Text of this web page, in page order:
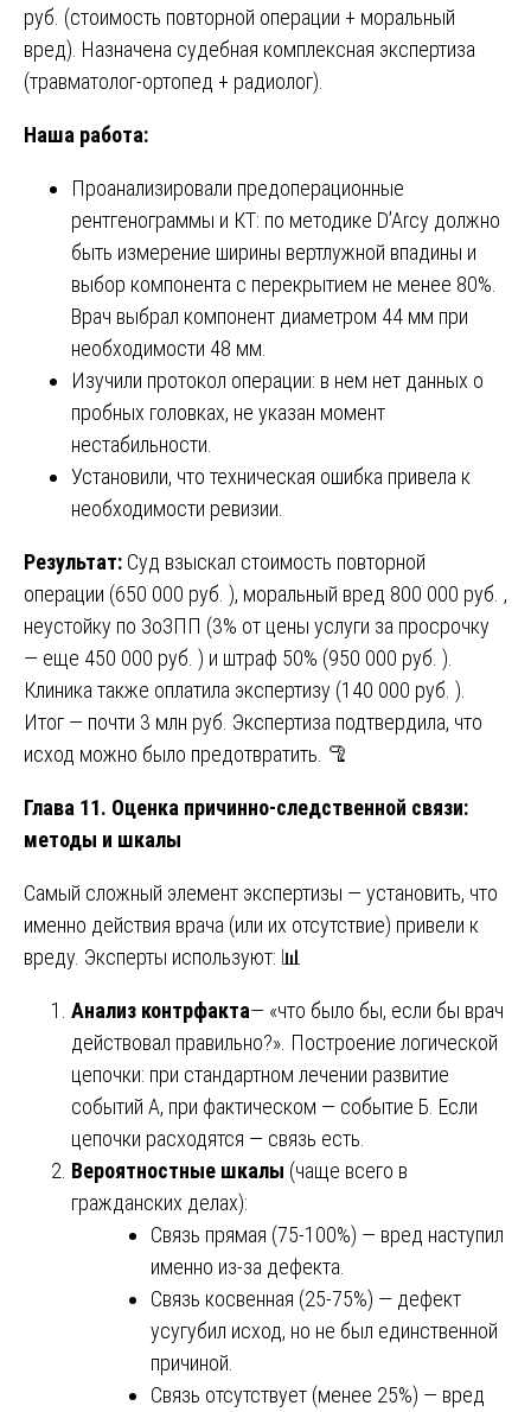
руб. (стоимость повторной операции + моральный
вред). Назначена судебная комплексная экспертиза
(травматолог-ортопед + радиолог).
Наша работа:
Проанализировали предоперационные
рентгенограммы и КТ: по методике D’Arcy должно
быть измерение ширины вертлужной впадины и
выбор компонента с перекрытием не менее 80%.
Врач выбрал компонент диаметром 44 мм при
необходимости 48 мм.
Изучили протокол операции: в нем нет данных о
пробных головках, не указан момент
нестабильности.
Установили, что техническая ошибка привела к
необходимости ревизии.
Результат: Суд взыскал стоимость повторной
операции (650 000 руб. ), моральный вред 800 000 руб. ,
неустойку по ЗоЗПП (3% от цены услуги за просрочку
— еще 450 000 руб. ) и штраф 50% (950 000 руб. ).
Клиника также оплатила экспертизу (140 000 руб. ).
Итог — почти 3 млн руб. Экспертиза подтвердила, что
исход можно было предотвратить. 🦿
Глава 11. Оценка причинно-следственной связи:
методы и шкалы
Самый сложный элемент экспертизы — установить, что
именно действия врача (или их отсутствие) привели к
вреду. Эксперты используют: 📊
Анализ контрфакта— «что было бы, если бы врач
действовал правильно?». Построение логической
цепочки: при стандартном лечении развитие
событий А, при фактическом — событие Б. Если
цепочки расходятся — связь есть.
Вероятностные шкалы (чаще всего в
гражданских делах):
Связь прямая (75-100%) — вред наступил
именно из-за дефекта.
Связь косвенная (25-75%) — дефект
усугубил исход, но не был единственной
причиной.
Связь отсутствует (менее 25%) — вред